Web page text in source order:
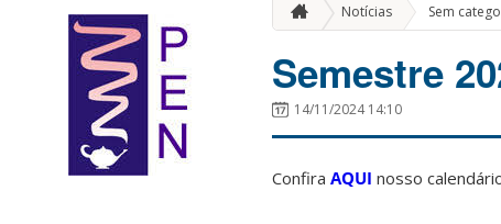
Notícias Sem
Semestre
14/11/2024 14:10
Confira AQUI nosso